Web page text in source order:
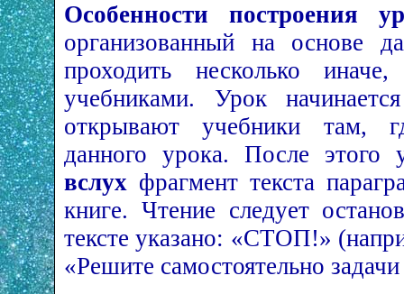
Особенности построения
организованный на основе
проходить несколько
учебниками. Урок
открывают учебники там,
данного урока. После
вслух фрагмент текста
книге. Чтение следует
тексте указано: «СТОП!»
«Решите самостоятельно